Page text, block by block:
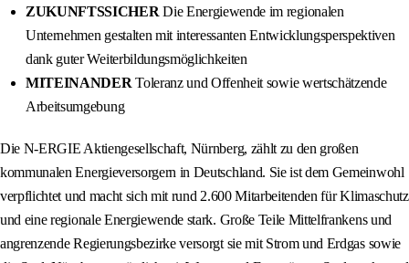
ZUKUNFTSSICHER Die Energiewende im regionalen
Unternehmen gestalten mit interessanten Entwicklungsperspektiven
dank guter Weiterbildungsmöglichkeiten
MITEINANDER Toleranz und Offenheit sowie wertschätzende
Arbeitsumgebung
Die N-ERGIE Aktiengesellschaft, Nürnberg, zählt zu den großen
kommunalen Energieversorgern in Deutschland. Sie ist dem Gemeinwohl
verpflichtet und macht sich mit rund 2.600 Mitarbeitenden für Klimaschutz
und eine regionale Energiewende stark. Große Teile Mittelfrankens und
angrenzende Regierungsbezirke versorgt sie mit Strom und Erdgas sowie